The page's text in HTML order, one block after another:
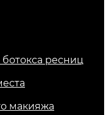
ресниц
макияжа